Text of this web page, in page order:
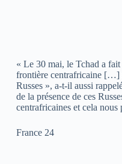
« Le 30 mai, le Tchad a fait
frontière centrafricaine […]
Russes », a-t-il aussi
de la présence de ces
centrafricaines et cela
France 24